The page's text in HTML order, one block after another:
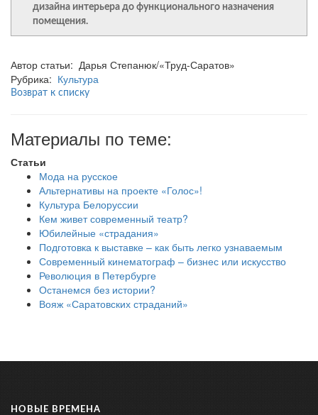
дизайна интерьера до функционального назначения
помещения.
Автор статьи: Дарья Степанюк/«Труд-Саратов»
Рубрика: Культура
Возврат к списку
Материалы по теме:
Статьи
Мода на русское
Альтернативы на проекте «Голос»!
Культура Белоруссии
Кем живет современный театр?
Юбилейные «страдания»
Подготовка к выставке – как быть легко узнаваемым
Современный кинематограф – бизнес или искусство
Революция в Петербурге
Останемся без истории?
Вояж «Саратовских страданий»
НОВЫЕ ВРЕМЕНА